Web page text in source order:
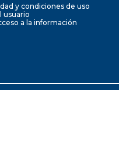
y condiciones de uso
usuario
a la información